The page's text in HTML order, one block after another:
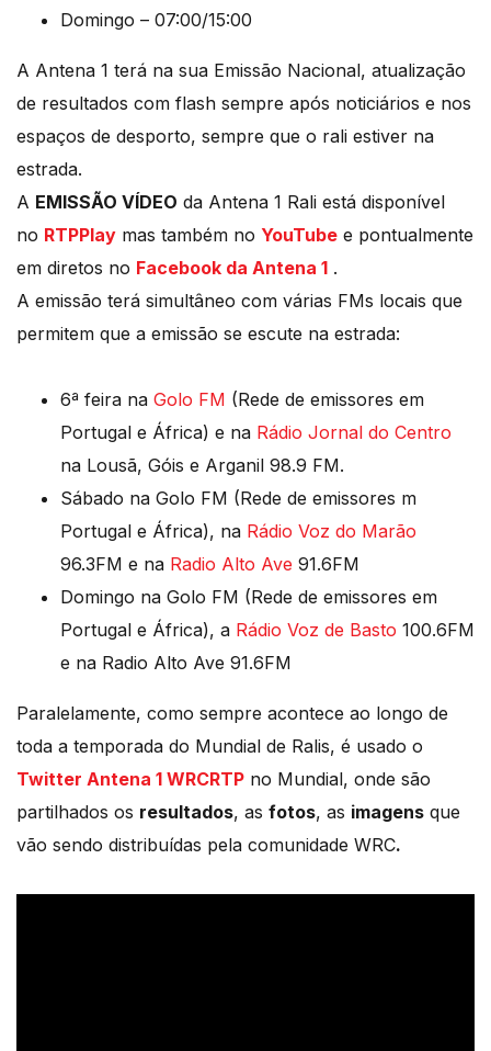
Domingo – 07:00/15:00
A Antena 1 terá na sua Emissão Nacional, atualização
de resultados com flash sempre após noticiários e nos
espaços de desporto, sempre que o rali estiver na
estrada.
A EMISSÃO VÍDEO da Antena 1 Rali está disponível
no RTPPlay mas também no YouTube e pontualmente
em diretos no Facebook da Antena 1 .
A emissão terá simultâneo com várias FMs locais que
permitem que a emissão se escute na estrada:
6ª feira na Golo FM (Rede de emissores em
Portugal e África) e na Rádio Jornal do Centro
na Lousã, Góis e Arganil 98.9 FM.
Sábado na Golo FM (Rede de emissores m
Portugal e África), na Rádio Voz do Marão
96.3FM e na Radio Alto Ave 91.6FM
Domingo na Golo FM (Rede de emissores em
Portugal e África), a Rádio Voz de Basto 100.6FM
e na Radio Alto Ave 91.6FM
Paralelamente, como sempre acontece ao longo de
toda a temporada do Mundial de Ralis, é usado o
Twitter Antena 1 WRCRTP no Mundial, onde são
partilhados os resultados, as fotos, as imagens que
vão sendo distribuídas pela comunidade WRC.